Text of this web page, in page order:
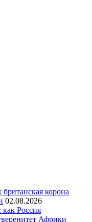
корона
02.08.2026
Россия
Африки